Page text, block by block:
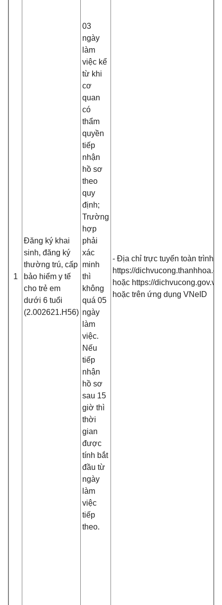
1
Đăng ký khai
sinh, đăng ký
thường trú, cấp
bảo hiểm y tế
cho trẻ em
dưới 6 tuổi
(2.002621.H56)
03
ngày
làm
việc kể
từ khi
cơ
quan
có
thẩm
quyền
tiếp
nhận
hồ sơ
theo
quy
định;
Trường
hợp
phải
xác
minh
thì
không
quá 05
ngày
làm
việc.
Nếu
tiếp
nhận
hồ sơ
sau 15
giờ thì
thời
gian
được
tính bắt
đầu từ
ngày
làm
việc
tiếp
theo.
- Địa chỉ trực tuyến toàn trình:
https://
hoặc https://dichvucong.gov.vn
hoặc trên ứng dụng VNeID